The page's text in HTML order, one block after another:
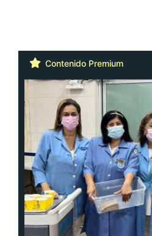
Contenido Premium